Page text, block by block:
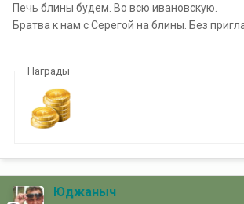
Печь блины будем. Во всю ивановскую.
Братва к нам с Серегой на блины. Без
Награды
Юджаныч